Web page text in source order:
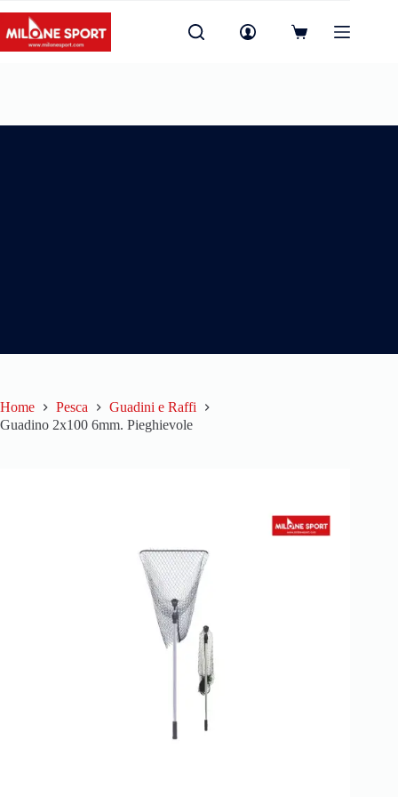
Home Pesca
Guadini e Raffi
Guadino 2x100 6mm. Pieghievole